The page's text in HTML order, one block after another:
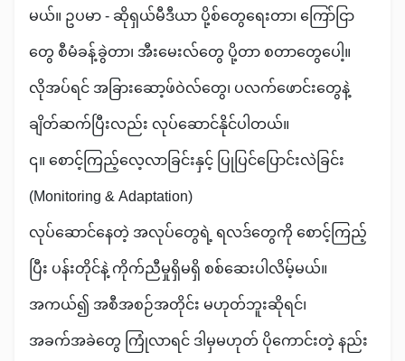
မယ်။ ဥပမာ - ဆိုရှယ်မီဒီယာ ပို့စ်တွေရေးတာ၊ ကြော်ငြာ
တွေ စီမံခန့်ခွဲတာ၊ အီးမေးလ်တွေ ပို့တာ စတာတွေပေါ့။
လိုအပ်ရင် အခြားဆော့ဖ်ဝဲလ်တွေ၊ ပလက်ဖောင်းတွေနဲ့
ချိတ်ဆက်ပြီးလည်း လုပ်ဆောင်နိုင်ပါတယ်။
၎။ စောင့်ကြည့်လေ့လာခြင်းနှင့် ပြုပြင်ပြောင်းလဲခြင်း
(Monitoring & Adaptation)
လုပ်ဆောင်နေတဲ့ အလုပ်တွေရဲ့ ရလဒ်တွေကို စောင့်ကြည့်
ပြီး ပန်းတိုင်နဲ့ ကိုက်ညီမှုရှိမရှိ စစ်ဆေးပါလိမ့်မယ်။
အကယ်၍ အစီအစဉ်အတိုင်း မဟုတ်ဘူးဆိုရင်၊
အခက်အခဲတွေ ကြုံလာရင် ဒါမှမဟုတ် ပိုကောင်းတဲ့ နည်း